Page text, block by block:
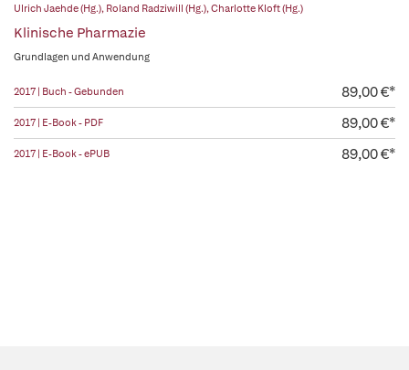
Ulrich Jaehde (Hg.), Roland Radziwill (Hg.),Charlotte Kloft (Hg.)
Klinische Pharmazie
Grundlagen und Anwendung
2017 | Buch - Gebunden 89,00 €*
2017 | E-Book - PDF 89,00 €*
2017 | E-Book - ePUB 89,00 €*